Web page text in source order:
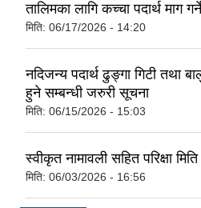
तालिमका लागि कच्चा पदार्थ माग
मिति: 06/17/2026 - 14:20
नदिजन्य पदार्थ ढुङ्गा गिटी तथा
हुने सम्बन्धी जरुरी सूचना
मिति: 06/15/2026 - 15:03
स्वीकृत नामावली सहित परिक्षा
मिति: 06/03/2026 - 16:56